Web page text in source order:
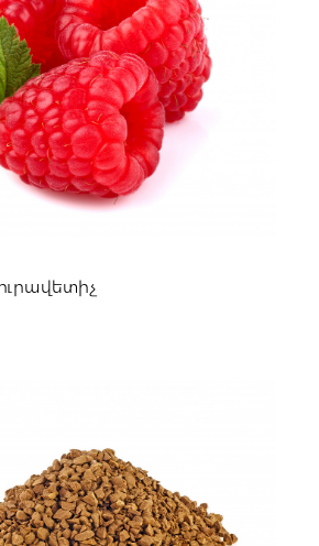
Կամ
Ավելացնել զամբյուղ